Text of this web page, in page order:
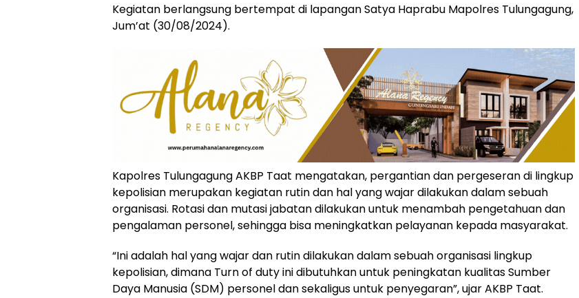
Kegiatan berlangsung bertempat di lapangan Satya Haprabu Mapolres Tulungagung,
Jum’at (30/08/2024).
Kapolres Tulungagung AKBP Taat mengatakan, pergantian dan pergeseran di lingkup
kepolisian merupakan kegiatan rutin dan hal yang wajar dilakukan dalam sebuah
organisasi. Rotasi dan mutasi jabatan dilakukan untuk menambah pengetahuan dan
pengalaman personel, sehingga bisa meningkatkan pelayanan kepada masyarakat.
“Ini adalah hal yang wajar dan rutin dilakukan dalam sebuah organisasi lingkup
kepolisian, dimana Turn of duty ini dibutuhkan untuk peningkatan kualitas Sumber
Daya Manusia (SDM) personel dan sekaligus untuk penyegaran”, ujar AKBP Taat.